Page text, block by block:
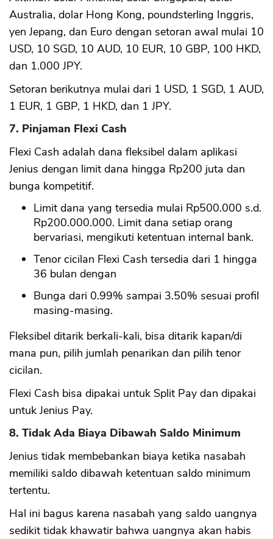
Australia, dolar Hong Kong, poundsterling Inggris,
yen Jepang, dan Euro dengan setoran awal mulai 10
USD, 10 SGD, 10 AUD, 10 EUR, 10 GBP, 100 HKD,
dan 1.000 JPY.
Setoran berikutnya mulai dari 1 USD, 1 SGD, 1 AUD,
1 EUR, 1 GBP, 1 HKD, dan 1 JPY.
7. Pinjaman Flexi Cash
Flexi Cash adalah dana fleksibel dalam aplikasi
Jenius dengan limit dana hingga Rp200 juta dan
bunga kompetitif.
Limit dana yang tersedia mulai Rp500.000 s.d.
Rp200.000.000. Limit dana setiap orang
bervariasi, mengikuti ketentuan internal bank.
Tenor cicilan Flexi Cash tersedia dari 1 hingga
36 bulan dengan
Bunga dari 0.99% sampai 3.50% sesuai profil
masing-masing.
Fleksibel ditarik berkali-kali, bisa ditarik kapan/di
mana pun, pilih jumlah penarikan dan pilih tenor
cicilan.
Flexi Cash bisa dipakai untuk Split Pay dan dipakai
untuk Jenius Pay.
8. Tidak Ada Biaya Dibawah Saldo Minimum
Jenius tidak membebankan biaya ketika nasabah
memiliki saldo dibawah ketentuan saldo minimum
tertentu.
Hal ini bagus karena nasabah yang saldo uangnya
sedikit tidak khawatir bahwa uangnya akan habis